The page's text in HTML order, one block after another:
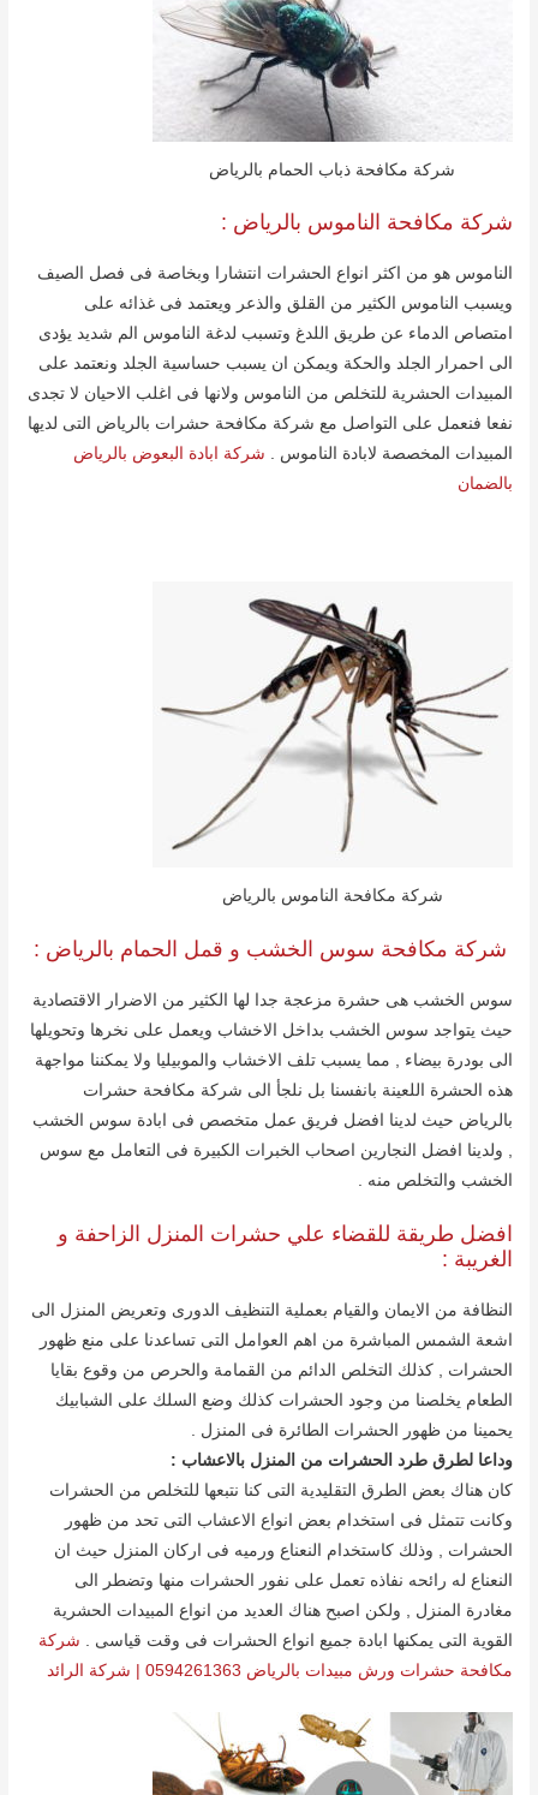
شركة مكافحة ذباب الحمام بالریاض
شركة مكافحة الناموس بالریاض :
الناموس ھو من اكثر انواع الحشرات انتشارا وبخاصة فى فصل الصیف
ویسبب الناموس الكثیر من القلق والذعر ویعتمد فى غذائه على
امتصاص الدماء عن طریق اللدغ وتسبب لدغة الناموس الم شدید یؤدى
الى احمرار الجلد والحكة ویمكن ان یسبب حساسیة الجلد ونعتمد على
المبیدات الحشریة للتخلص من الناموس ولانھا فى اغلب الاحیان لا تجدى
نفعا فنعمل على التواصل مع شركة مكافحة حشرات بالریاض التى لدیھا
المبیدات المخصصة لابادة الناموس . شركة ابادة البعوض بالرياض
بالضمان
شركة مكافحة الناموس بالرياض
شركة مكافحة سوس الخشب و قمل الحمام بالریاض :
سوس الخشب ھى حشرة مزعجة جدا لھا الكثیر من الاضرار الاقتصادیة
حیث یتواجد سوس الخشب بداخل الاخشاب ویعمل على نخرھا وتحویلھا
الى بودرة بیضاء , مما یسبب تلف الاخشاب والموبیلیا ولا یمكننا مواجھة
ھذه الحشرة اللعینة بانفسنا بل نلجأ الى شركة مكافحة حشرات
بالریاض حیث لدینا افضل فریق عمل متخصص فى ابادة سوس الخشب
, ولدینا افضل النجارین اصحاب الخبرات الكبیرة فى التعامل مع سوس
الخشب والتخلص منه .
افضل طریقة للقضاء علي حشرات المنزل الزاحفة و
الغریبة :
النظافة من الایمان والقیام بعملیة التنظیف الدورى وتعریض المنزل الى
اشعة الشمس المباشرة من اھم العوامل التى تساعدنا على منع ظھور
الحشرات , كذلك التخلص الدائم من القمامة والحرص من وقوع بقایا
الطعام یخلصنا من وجود الحشرات كذلك وضع السلك على الشبابیك
یحمینا من ظھور الحشرات الطائرة فى المنزل .
وداعا لطرق طرد الحشرات من المنزل بالاعشاب :
كان ھناك بعض الطرق التقلیدیة التى كنا نتبعھا للتخلص من الحشرات
وكانت تتمثل فى استخدام بعض انواع الاعشاب التى تحد من ظھور
الحشرات , وذلك كاستخدام النعناع ورمیه فى اركان المنزل حیث ان
النعناع له رائحه نفاذه تعمل على نفور الحشرات منھا وتضطر الى
مغادرة المنزل , ولكن اصبح ھناك العدید من انواع المبیدات الحشریة
القویة التى یمكنھا ابادة جمیع انواع الحشرات فى وقت قیاسى . شركة
مكافحة حشرات ورش مبيدات بالرياض 0594261363 | شركة الرائد